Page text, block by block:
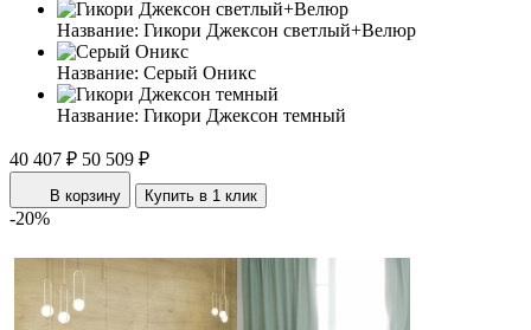
Название: Гикори Джексон светлый+Велюр
Название: Серый Оникс
Название: Гикори Джексон темный
40 407 ₽ 50 509 ₽
В корзину Купить в 1 клик
-20%